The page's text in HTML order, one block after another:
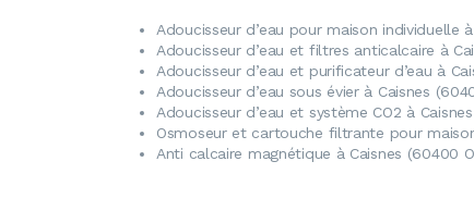
Adoucisseur d’eau pour maison individuelle
Adoucisseur d’eau et filtres anticalcaire à
Adoucisseur d’eau et purificateur d’eau à
Adoucisseur d’eau sous évier à Caisnes
Adoucisseur d’eau et système CO2 à
Osmoseuret cartouche filtrante pour
Anti calcaire magnétique à Caisnes (60400